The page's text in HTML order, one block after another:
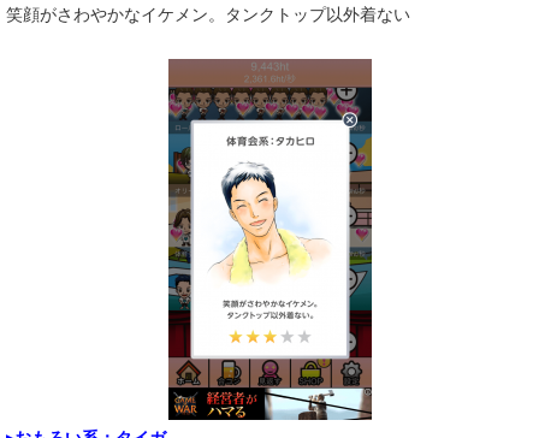
笑顔がさわやかなイケメン。タンクトップ以外着ない